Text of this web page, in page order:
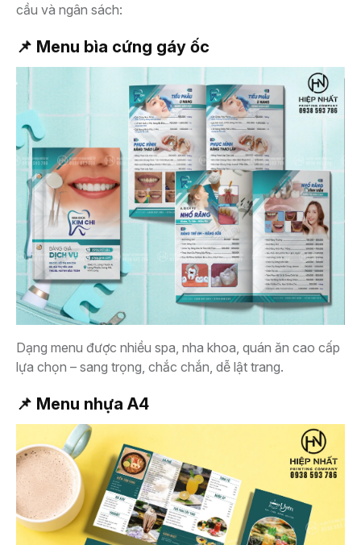
cầu và ngân sách:
📌 Menu bìa cứng gáy ốc
Dạng menu được nhiều spa, nha khoa, quán ăn cao cấp
lựa chọn – sang trọng, chắc chắn, dễ lật trang.
📌 Menu nhựa A4